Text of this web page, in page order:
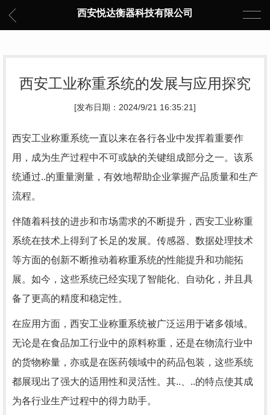
西安悦达衡器科技有限公司
西安工业称重系统的发展与应用探究
[发布日期：2024/9/21 16:35:21]
西安工业称重系统一直以来在各行各业中发挥着重要作
用，成为生产过程中不可或缺的关键组成部分之一。该系
统通过..的重量测量，有效地帮助企业掌握产品质量和生产
流程。
伴随着科技的进步和市场需求的不断提升，西安工业称重
系统在技术上得到了长足的发展。传感器、数据处理技术
等方面的创新不断推动着称重系统的性能提升和功能拓
展。如今，这些系统已经实现了智能化、自动化，并且具
备了更高的精度和稳定性。
在应用方面，西安工业称重系统被广泛运用于诸多领域。
无论是在食品加工行业中的原料称重，还是在物流行业中
的货物称量，亦或是在医药领域中的药品包装，这些系统
都展现出了强大的适用性和灵活性。其..、..的特点使其成
为各行业生产过程中的得力助手。